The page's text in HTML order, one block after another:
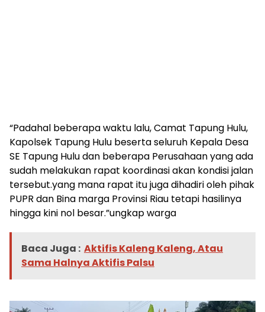
“Padahal beberapa waktu lalu, Camat Tapung Hulu,
Kapolsek Tapung Hulu beserta seluruh Kepala Desa
SE Tapung Hulu dan beberapa Perusahaan yang ada
sudah melakukan rapat koordinasi akan kondisi jalan
tersebut.yang mana rapat itu juga dihadiri oleh pihak
PUPR dan Bina marga Provinsi Riau tetapi hasilinya
hingga kini nol besar.”ungkap warga
Baca Juga : Aktifis Kaleng Kaleng, Atau
Sama Halnya Aktifis Palsu